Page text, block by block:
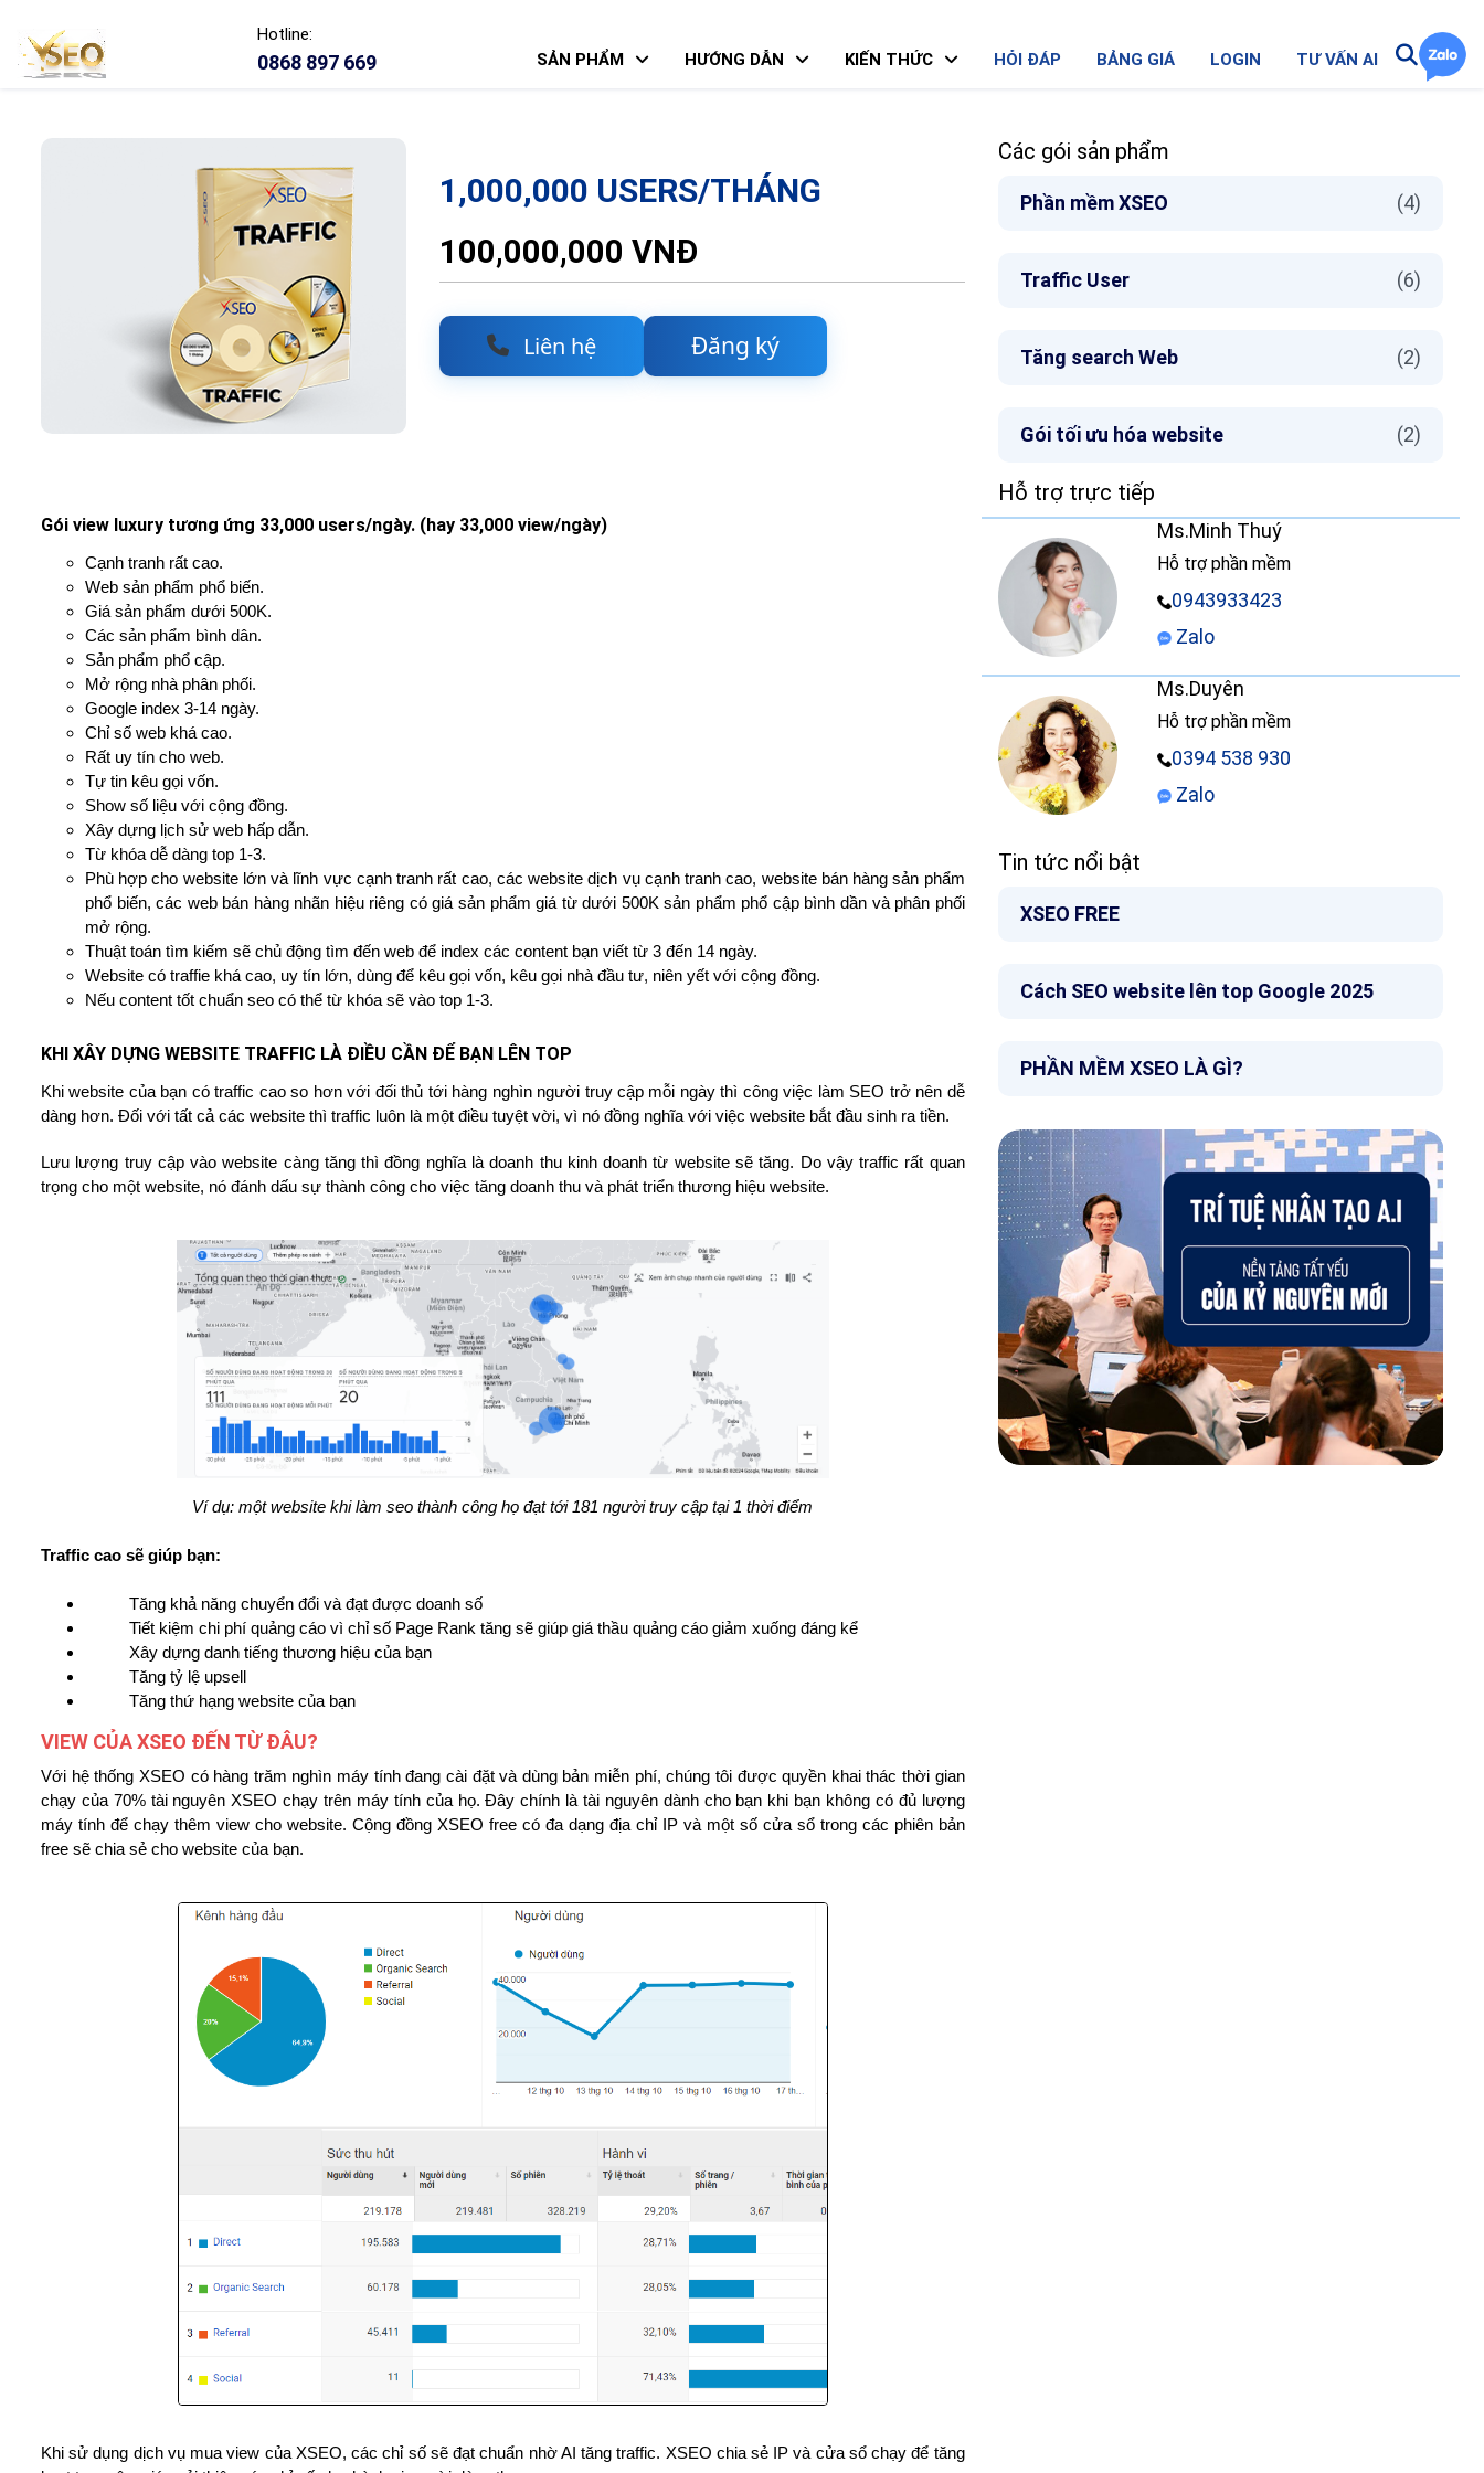
Hotline:
0868 897 669 SẢN PHẨM HƯỚNG DẪN KIẾN THỨC HỎI ĐÁP BẢNG GIÁ LOGIN TƯ VẤN AI
1,000,000 USERS/THÁNG
100,000,000 VNĐ
Liên hệ Đăng ký
Gói view luxury tương ứng 33,000 users/ngày. (hay 33,000 view/ngày)
Cạnh tranh rất cao.
Web sản phẩm phổ biến.
Giá sản phẩm dưới 500K.
Các sản phẩm bình dân.
Sản phẩm phổ cập.
Mở rộng nhà phân phối.
Google index 3-14 ngày.
Chỉ số web khá cao.
Rất uy tín cho web.
Tự tin kêu gọi vốn.
Show số liệu với cộng đồng.
Xây dựng lịch sử web hấp dẫn.
Từ khóa dễ dàng top 1-3.
Phù hợp cho website lớn và lĩnh vực cạnh tranh rất cao, các website dịch vụ cạnh tranh cao, website bán hàng sản phẩm
phổ biến, các web bán hàng nhãn hiệu riêng có giá sản phẩm giá từ dưới 500K sản phẩm phổ cập bình dần và phân phối
mở rộng.
Thuật toán tìm kiếm sẽ chủ động tìm đến web để index các content bạn viết từ 3 đến 14 ngày.
Website có traffie khá cao, uy tín lớn, dùng để kêu gọi vốn, kêu gọi nhà đầu tư, niên yết với cộng đồng.
Nếu content tốt chuẩn seo có thể từ khóa sẽ vào top 1-3.
KHI XÂY DỰNG WEBSITE TRAFFIC LÀ ĐIỀU CẦN ĐỂ BẠN LÊN TOP
Khi website của bạn có traffic cao so hơn với đối thủ tới hàng nghìn người truy cập mỗi ngày thì công việc làm SEO trở nên dễ
dàng hơn. Đối với tất cả các website thì traffic luôn là một điều tuyệt vời, vì nó đồng nghĩa với việc website bắt đầu sinh ra tiền.
Lưu lượng truy cập vào website càng tăng thì đồng nghĩa là doanh thu kinh doanh từ website sẽ tăng. Do vậy traffic rất quan
trọng cho một website, nó đánh dấu sự thành công cho việc tăng doanh thu và phát triển thương hiệu website.
Ví dụ: một website khi làm seo thành công họ đạt tới 181 người truy cập tại 1 thời điểm
Traffic cao sẽ giúp bạn:
Tăng khả năng chuyển đổi và đạt được doanh số
Tiết kiệm chi phí quảng cáo vì chỉ số Page Rank tăng sẽ giúp giá thầu quảng cáo giảm xuống đáng kể
Xây dựng danh tiếng thương hiệu của bạn
Tăng tỷ lệ upsell
Tăng thứ hạng website của bạn
VIEW CỦA XSEO ĐẾN TỪ ĐÂU?
Với hệ thống XSEO có hàng trăm nghìn máy tính đang cài đặt và dùng bản miễn phí, chúng tôi được quyền khai thác thời gian
chạy của 70% tài nguyên XSEO chạy trên máy tính của họ. Đây chính là tài nguyên dành cho bạn khi bạn không có đủ lượng
máy tính để chạy thêm view cho website. Cộng đồng XSEO free có đa dạng địa chỉ IP và một số cửa sổ trong các phiên bản
free sẽ chia sẻ cho website của bạn.
Khi sử dụng dịch vụ mua view của XSEO, các chỉ số sẽ đạt chuẩn nhờ AI tăng traffic. XSEO chia sẻ IP và cửa sổ chạy để tăng
Các gói sản phẩm
Phần mềm XSEO (4)
Traffic User (6)
Tăng search Web (2)
Gói tối ưu hóa website (2)
Hỗ trợ trực tiếp
Ms.Minh Thuý
Hỗ trợ phần mềm
0943933423
Zalo
Ms.Duyên
Hỗ trợ phần mềm
0394 538 930
Zalo
Tin tức nổi bật
XSEO FREE
Cách SEO website lên top Google 2025
PHẦN MỀM XSEO LÀ GÌ?